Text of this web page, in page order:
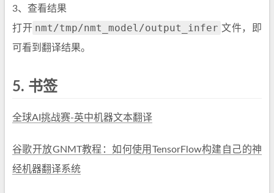
3、查看结果
打开 nmt/tmp/nmt_model/output_infer 文件，即
可看到翻译结果。
5. 书签
全球AI挑战赛-英中机器文本翻译
谷歌开放GNMT教程：如何使用TensorFlow构建自己的神
经机器翻译系统